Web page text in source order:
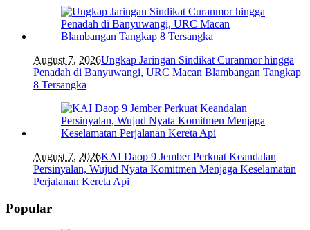
August 7, 2026Ungkap Jaringan Sindikat Curanmor hingga
Penadah di Banyuwangi, URC Macan Blambangan Tangkap
8 Tersangka
August 7, 2026KAI Daop 9 Jember Perkuat Keandalan
Persinyalan, Wujud Nyata Komitmen Menjaga Keselamatan
Perjalanan Kereta Api
Popular